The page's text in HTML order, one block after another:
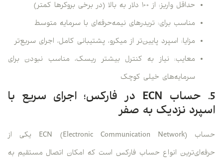
حداقل واریز: از ۱۰۰ دلار به بالا (در برخی بروکرها کمتر)
مناسب برای: تریدرهای نیمه‌حرفه‌ای با سرمایه متوسط
مزایا: اسپرد پایین‌تر از میکرو، پشتیبانی کامل، اجرای سریع‌تر
معایب: نیاز به کنترل بیشتر ریسک، مناسب نبودن برای
سرمایه‌های خیلی کوچک
5. حساب ECN در فارکس؛ اجرای سریع با
اسپرد نزدیک به صفر
حساب ECN (Electronic Communication Network) یکی از
حرفه‌ای‌ترین انواع حساب فارکس است که امکان اتصال مستقیم به